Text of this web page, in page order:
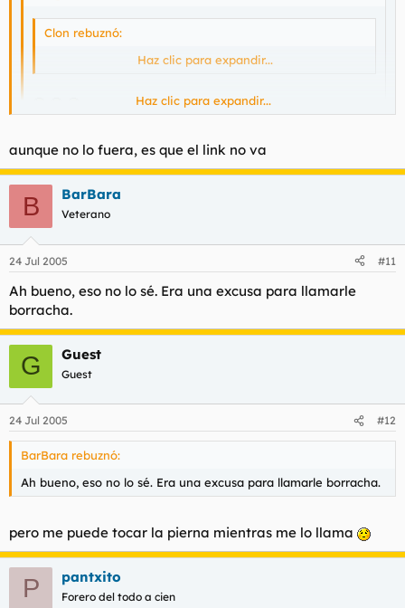
Clon rebuznó:
Haz clic para expandir...
Si no fuera usted una alcoholica alomejor vería bien la pantalla.
Haz clic para expandir...
aunque no lo fuera, es que el link no va
B BarBara
Veterano
24 Jul 2005 #11
Ah bueno, eso no lo sé. Era una excusa para llamarle
borracha.
G Guest
Guest
24 Jul 2005 #12
BarBara rebuznó:
Ah bueno, eso no lo sé. Era una excusa para llamarle borracha.
pero me puede tocar la pierna mientras me lo llama
P pantxito
Forero del todo a cien